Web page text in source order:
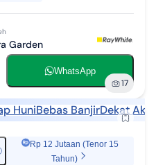
Garden
WhatsApp
17
HuniBebas BanjirDekat
Rp 12 Jutaan (Tenor 15
Tahun)